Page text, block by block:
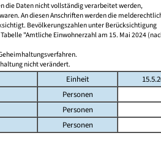
die Daten nicht vollständig verarbeitet werden,
An diesen Anschriften werden die
Bevölkerungszahlen unter Berücksichtigung
"Amtliche Einwohnerzahl am 15. Mai 2024
nicht verändert.
Einheit
Personen
Personen
Personen